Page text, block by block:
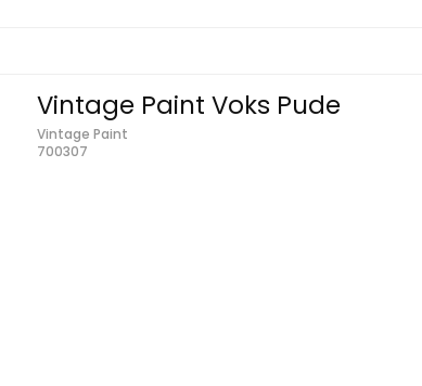
Vintage Paint Voks Pude
Vintage Paint
700307